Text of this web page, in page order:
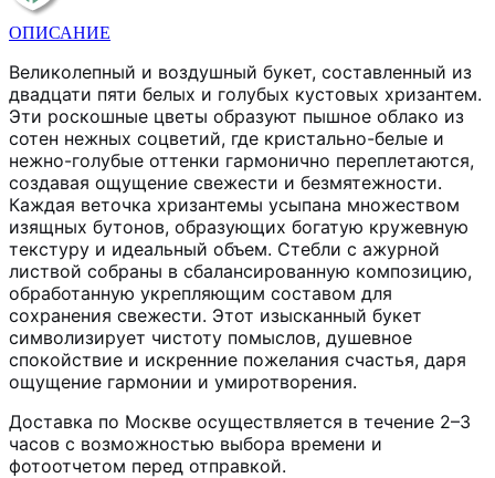
ОПИСАНИЕ
Великолепный и воздушный букет, составленный из
двадцати пяти белых и голубых кустовых хризантем.
Эти роскошные цветы образуют пышное облако из
сотен нежных соцветий, где кристально-белые и
нежно-голубые оттенки гармонично переплетаются,
создавая ощущение свежести и безмятежности.
Каждая веточка хризантемы усыпана множеством
изящных бутонов, образующих богатую кружевную
текстуру и идеальный объем. Стебли с ажурной
листвой собраны в сбалансированную композицию,
обработанную укрепляющим составом для
сохранения свежести. Этот изысканный букет
символизирует чистоту помыслов, душевное
спокойствие и искренние пожелания счастья, даря
ощущение гармонии и умиротворения.
Доставка по Москве осуществляется в течение 2–3
часов с возможностью выбора времени и
фотоотчетом перед отправкой.